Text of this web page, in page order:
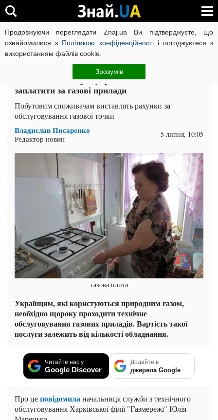
Продовжуючи переглядати Znaj.ua Ви підтверджуєте, що
ознайомилися з Політикою конфіденційностіі погоджуєтеся з
використанням файлів cookie.
Зрозумів
ВІЙНА РОСІЇ ПРОТИ УКРАЇНИ КОРОНАВІРУС В УКРАЇНІ
ЧИТАТЬ НА РУССКОМ
Від 400 до 2000 грн: українцям доведеться
заплатити за газові прилади
Побутовим споживачам виставлять рахунки за
обслуговування газової точки
Владислав Писаренко
Редактор новин 5 липня, 10:05
газова плита
Українцям, які користуються природним газом,
необхідно щороку проходити технічне
обслуговування газових приладів. Вартість такої
послуги залежить від кількості обладнання.
Читайте нас у
Google Discover
Додайте в
джерела Google
Про цеповідомиланачальниця служби з технічного
обслуговування Харківської філії "Газмережі" Юлія